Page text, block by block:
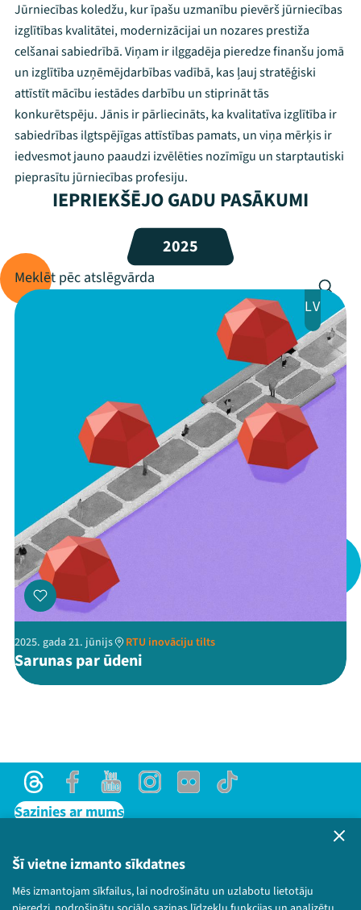
Šī vietne izmanto sīkdatnes
Mēs izmantojam sīkfailus, lai nodrošinātu un uzlabotu lietotāju
Mana programma
Festivāls
Arhīvs
Viņi bija LAMPĀ 2026
Veikals
Kontakti
ThreadsFacebookYoutube
X Instagram
Flick TikTok
Jūrniecības koledžu, kur īpašu uzmanību pievērš jūrniecības
izglītības kvalitātei, modernizācijai un nozares prestiža
celšanai sabiedrībā. Viņam ir ilggadēja pieredze finanšu jomā
un izglītība uzņēmējdarbības vadībā, kas ļauj stratēģiski
attīstīt mācību iestādes darbību un stiprināt tās
konkurētspēju. Jānis ir pārliecināts, ka kvalitatīva izglītība ir
sabiedrības ilgtspējīgas attīstības pamats, un viņa mērķis ir
iedvesmot jauno paaudzi izvēlēties nozīmīgu un starptautiski
pieprasītu jūrniecības profesiju.
IEPRIEKŠĒJO GADU PASĀKUMI
2025
LV
2025. gada 21. jūnijs RTU inovāciju tilts
Sarunas par ūdeni
ThreadsFacebookYoutubeInstagram
Flick TikTok
Sazinies ar mums
Lietošanas noteikumi un sīkdatņu politika
Bērnu aizsardzības politika
© 2026 Sarunu festivāls LAMPA Visas tiesības